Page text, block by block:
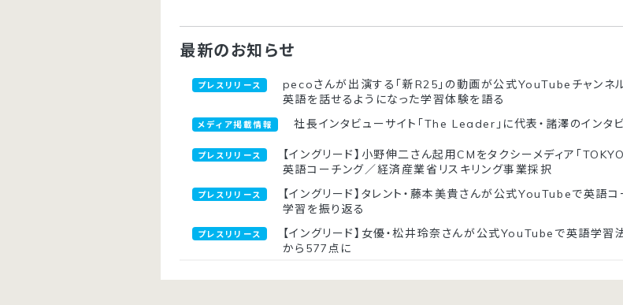
最新のお知らせ
プレスリリース
pecoさんが出演する「新R25」の動画が公式YouTubeチャンネ
英語を話せるようになった学習体験を語る
メディア掲載情報 社長インタビューサイト「The Leader」に代表・諸澤のインタ
プレスリリース
【イングリード】小野伸二さん起用CMをタクシーメディア「
英語コーチング／経済産業省リスキリング事業採択
プレスリリース
【イングリード】タレント・藤本美貴さんが公式YouTubeで英語
学習を振り返る
プレスリリース
【イングリード】女優・松井玲奈さんが公式YouTubeで英語学
から577点に